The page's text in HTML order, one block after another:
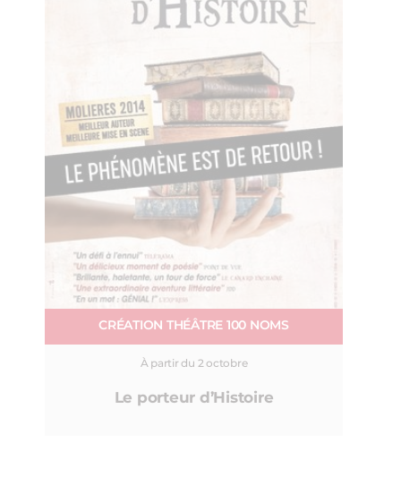
CRÉATION THÉÂTRE 100 NOMS
À partir du 2 octobre
Le porteur d’Histoire